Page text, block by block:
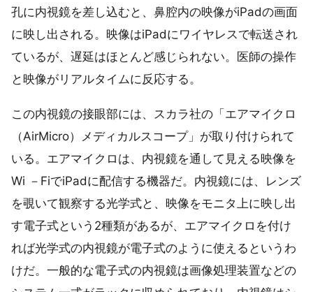
孔に内視鏡を差し込むと、鼻腔内の映像がiPadの画面
に映し出される。映像はiPadにワイヤレスで転送され
ているが、遅延はほとんど感じられない。医師の操作
と映像がリアルタイムに反応する。
この内視鏡の接眼部には、スカラ社の「エアマイクロ
（AirMicro）メディカルスコープ」が取り付けられて
いる。エアマイクロは、内視鏡を通して見える映像を
Wi －FiでiPadに配信する機器だ。内視鏡には、レンズ
を覗いて観察する光学式と、映像をモニタ上に映し出
す電子式という2種類があるが、エアマイクロを付け
れば光学式の内視鏡が電子式のように使えるというわ
けだ。一般的な電子式の内視鏡は画像処理装置などの